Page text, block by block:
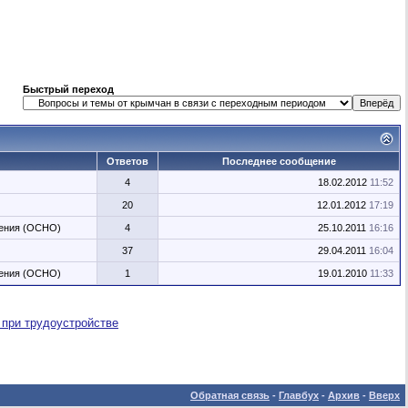
Быстрый переход
Ответов
Последнее сообщение
4
18.02.2012 11:52
20 12.01.2012 17:19
(ОСНО) 4 25.10.2011 16:16
37 29.04.2011 16:04
(ОСНО) 1 19.01.2010 11:33
трудоустройстве
Обратная связь - Главбух - Архив - Вверх